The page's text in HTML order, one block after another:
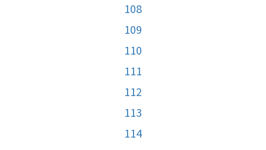
108
109
110
111
112
113
114